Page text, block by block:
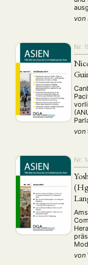
von
Nr.
von
Nr.
das
von